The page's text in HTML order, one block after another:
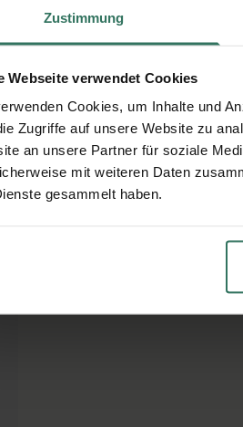
Zustimmung
Webseite verwendet Cookies
Cookies, um Inhalte und
Zugriffe auf unsere Website zu
an unsere Partner für soziale
mit weiteren Daten
gesammelt haben.